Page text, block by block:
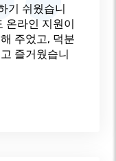
기 쉬웠습니
온라인 지원이
주었고, 덕분
즐거웠습니